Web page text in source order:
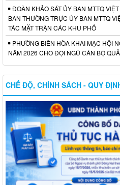
ĐOÀN KHẢO SÁT ỦY BAN MTTQ
BAN THƯỜNG TRỰC ỦY BAN MTTQ
TÁC MẶT TRẬN CÁC KHU PHỐ
PHƯỜNG BIÊN HÒA KHAI MẠC HỘI
NĂM 2026 CHO ĐỘI NGŨ CÁN BỘ
CHẾ ĐỘ, CHÍNH SÁCH - QUY